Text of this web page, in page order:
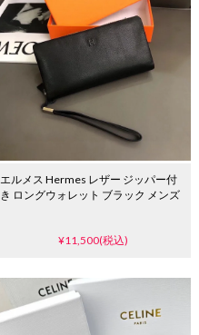
エルメス Hermes レザー ジッパー付
き ロングウォレット ブラック メンズ
¥11,500(税込)